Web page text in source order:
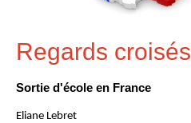
Regards croisés
Sortie d'école en France
Eliane Lebret